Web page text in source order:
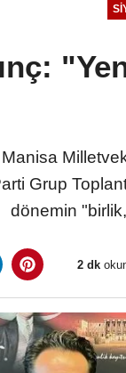
Grup
dönemin
2 dk